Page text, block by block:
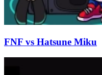
FNF vs Hatsune Miku